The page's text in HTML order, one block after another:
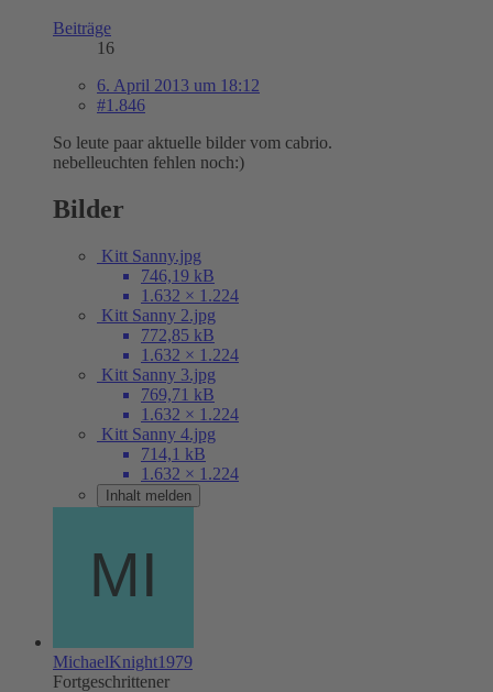
Beiträge
16
6. April 2013 um 18:12
#1.846
So leute paar aktuelle bilder vom cabrio.
nebelleuchten fehlen noch:)
Bilder
Kitt Sanny.jpg
746,19 kB
1.632 × 1.224
Kitt Sanny 2.jpg
772,85 kB
1.632 × 1.224
Kitt Sanny 3.jpg
769,71 kB
1.632 × 1.224
Kitt Sanny 4.jpg
714,1 kB
1.632 × 1.224
Inhalt melden
MichaelKnight1979
Fortgeschrittener